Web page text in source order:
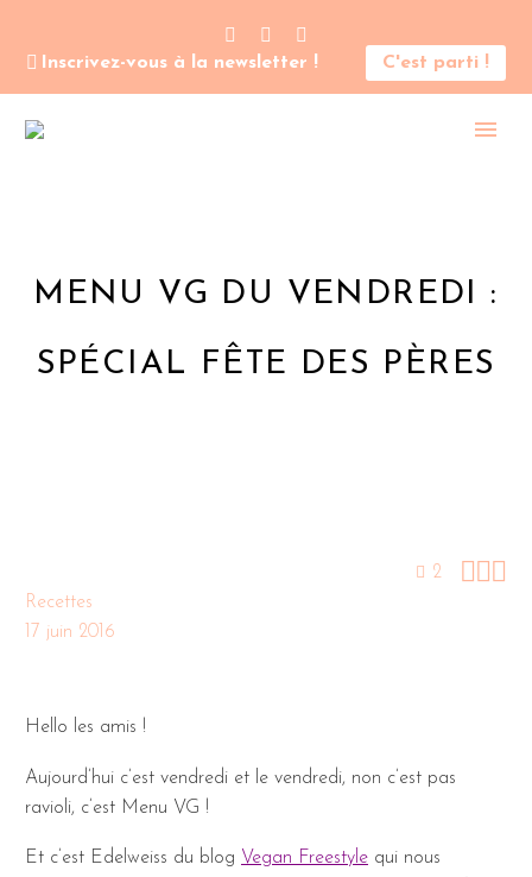
Inscrivez-vous à la newsletter ! C'est parti !
MENU VG DU VENDREDI :
SPÉCIAL FÊTE DES PÈRES
2 
Recettes
17 juin 2016
Hello les amis !
Aujourd’hui c’est vendredi et le vendredi, non c’est pas
ravioli, c’est Menu VG !
Et c’est Edelweiss du blog Vegan Freestyle qui nous